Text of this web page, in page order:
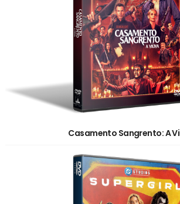
Casamento Sangrento: A